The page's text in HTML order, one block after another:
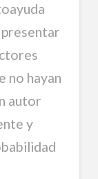
no hayan
autor
y